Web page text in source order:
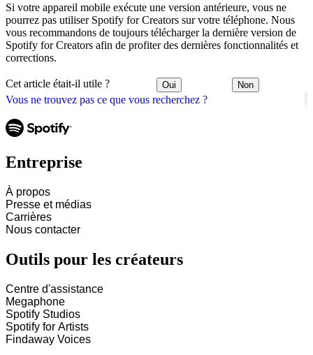
Vous ne trouvez pas ce que vous recherchez ?
Si votre appareil mobile exécute une version antérieure, vous ne
pourrez pas utiliser Spotify for Creators sur votre téléphone. Nous
vous recommandons de toujours télécharger la dernière version de
Spotify for Creators afin de profiter des dernières fonctionnalités et
corrections.
Cet article était-il utile ? Oui Non
Entreprise
À propos
Presse et médias
Carrières
Nous contacter
Outils pour les créateurs
Centre d'assistance
Megaphone
Spotify Studios
Spotify for Artists
Findaway Voices